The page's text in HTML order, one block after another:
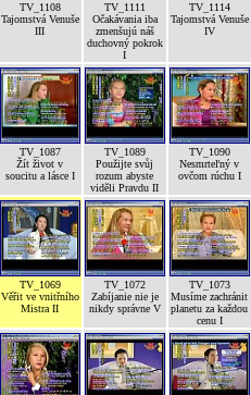
TV_1108
Tajomstvá Venuše
III
TV_1111
Očakávania iba
zmenšujú náš
duchovný pokrok
I
TV_1114
Tajomstvá Venuše
IV
TV_1087
Žít život v
soucitu a lásce I
TV_1089
Použijte svůj
rozum abyste
viděli Pravdu II
TV_1090
Nesmrteľný v
ovčom rúchu I
TV_1069
Věřit ve vnitřního
Mistra II
TV_1072
Zabíjanie nie je
nikdy správne V
TV_1073
Musíme zachránit
planetu za každou
cenu I